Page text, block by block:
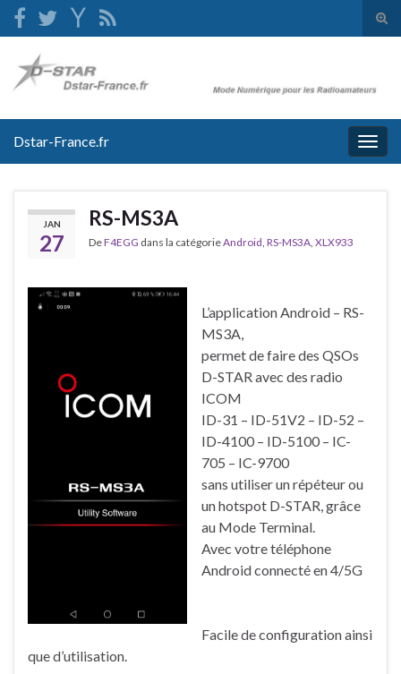
Dstar-France.fr
JAN
27
RS-MS3A
DeF4EGG dans la catégorieAndroid, RS-MS3A, XLX933
L’application Android – RS-
MS3A,
permet de faire des QSOs
D-STAR avec des radio
ICOM
ID-31 – ID-51V2 – ID-52 –
ID-4100 – ID-5100 – IC-
705 – IC-9700
sans utiliser un répéteur ou
un hotspot D-STAR, grâce
au Mode Terminal.
Avec votre téléphone
Android connecté en 4/5G
Facile de configuration ainsi
que d’utilisation.